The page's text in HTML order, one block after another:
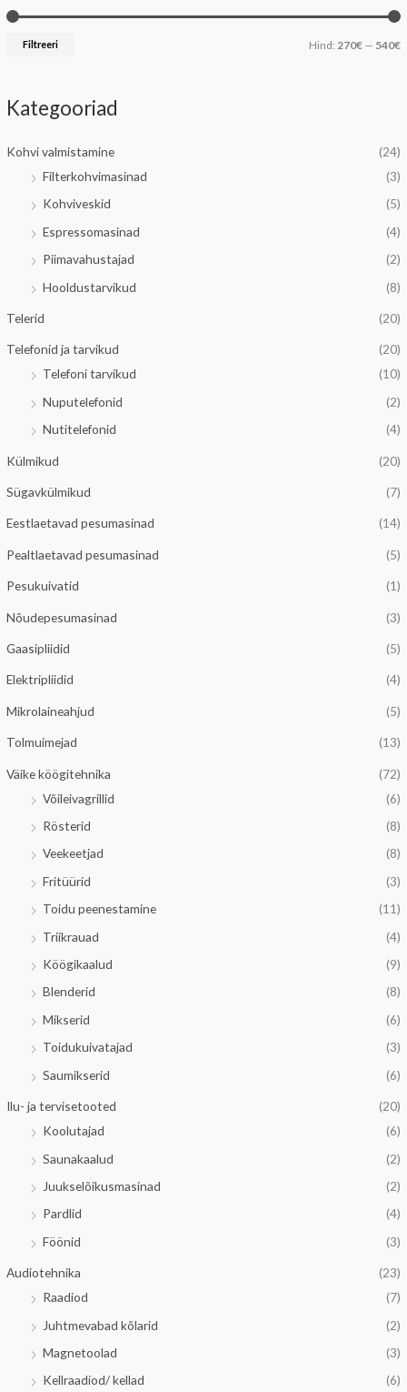
l
e
h
i
n
d
a
n
e
h
i
n
Filtreeri Hind: 270€— 540€
Kategooriad
Kohvi valmistamine
(24)
Filterkohvimasinad
(3)
Kohviveskid
(5)
Espressomasinad
(4)
Piimavahustajad
(2)
Hooldustarvikud
(8)
Telerid (20)
Telefonid ja tarvikud
(20)
Telefoni tarvikud
(10)
Nuputelefonid
(2)
Nutitelefonid
(4)
Külmikud (20)
Sügavkülmikud (7)
Eestlaetavad pesumasinad (14)
Pealtlaetavad pesumasinad (5)
Pesukuivatid (1)
Nõudepesumasinad (3)
Gaasipliidid (5)
Elektripliidid (4)
Mikrolaineahjud (5)
Tolmuimejad (13)
Väike köögitehnika
(72)
Võileivagrillid
(6)
Rösterid
(8)
Veekeetjad
(8)
Fritüürid
(3)
Toidu peenestamine
(11)
Triikrauad
(4)
Köögikaalud
(9)
Blenderid
(8)
Mikserid
(6)
Toidukuivatajad
(3)
Saumikserid
(6)
Ilu- ja tervisetooted
(20)
Koolutajad
(6)
Saunakaalud
(2)
Juukselõikusmasinad
(2)
Pardlid
(4)
Föönid
(3)
Audiotehnika
(23)
Raadiod
(7)
Juhtmevabad kõlarid
(2)
Magnetoolad
(3)
Kellraadiod/ kellad
(6)